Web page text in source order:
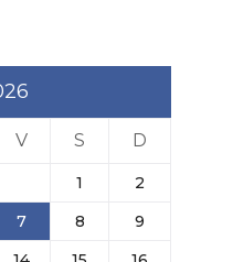
V S D
1
2
7 8
9